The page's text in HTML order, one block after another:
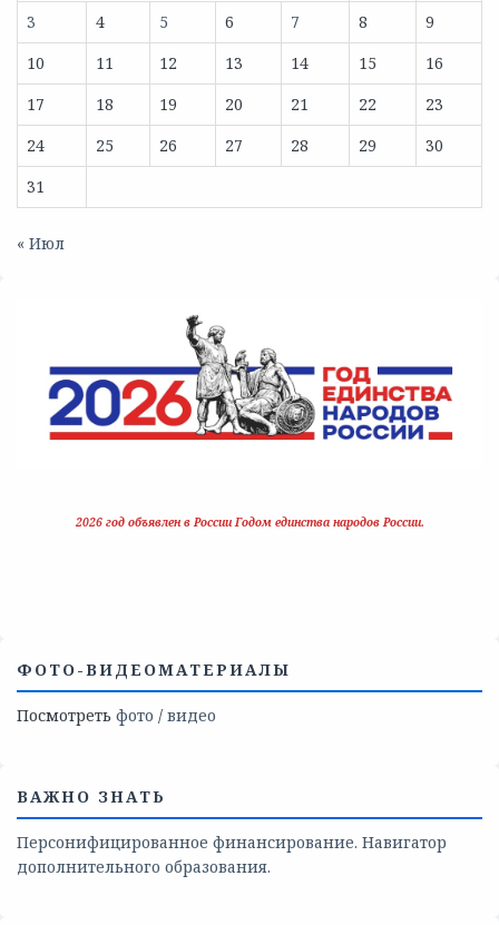
3
4 5 6 7 8
9
10
11 12 13 14 15
16
17
18 19 20 21 22
23
24
25 26 27 28 29
30
31
« Июл
2026 год объявлен в России Годом единства народов России.
ФОТО-ВИДЕОМАТЕРИАЛЫ
Посмотреть фото / видео
ВАЖНО ЗНАТЬ
Персонифицированное финансирование. Навигатор
дополнительного образования.